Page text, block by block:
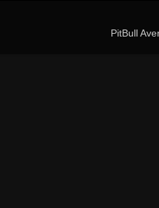
PitBull